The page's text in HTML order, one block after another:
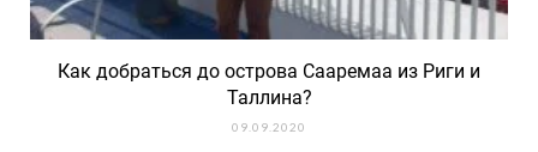
Как добраться до острова Сааремаа из Риги и
Таллина?
09.09.2020